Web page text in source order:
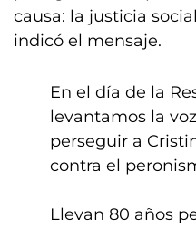
causa: la justicia
indicó el mensaje.
En el día de la
levantamos la
perseguir a
contra el
Llevan 80 años